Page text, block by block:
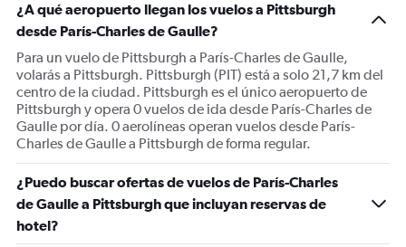
Y
axis
displaying
values.
Range:
0
to
1200.
¿A qué aeropuerto llegan los vuelos a Pittsburgh
desde París-Charles de Gaulle?
Para un vuelo de Pittsburgh a París-Charles de Gaulle,
volarás a Pittsburgh. Pittsburgh (PIT) está a solo 21,7 km del
centro de la ciudad. Pittsburgh es el único aeropuerto de
Pittsburgh y opera 0 vuelos de ida desde París-Charles de
Gaulle por día. 0 aerolíneas operan vuelos desde París-
Charles de Gaulle a Pittsburgh de forma regular.
¿Puedo buscar ofertas de vuelos de París-Charles
de Gaulle a Pittsburgh que incluyan reservas de
hotel?